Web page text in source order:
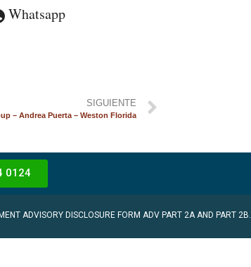
Whatsapp
SIGUIENTE
– Andrea Puerta – Weston Florida
0124
ADVISORY DISCLOSURE FORM ADV PART 2A AND PART 2B.